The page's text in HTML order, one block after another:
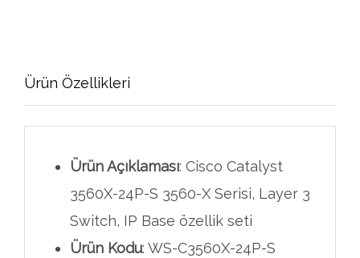
Ürün Özellikleri
Ürün Açıklaması: Cisco Catalyst
3560X-24P-S 3560-X Serisi, Layer 3
Switch, IP Base özellik seti
Ürün Kodu: WS-C3560X-24P-S